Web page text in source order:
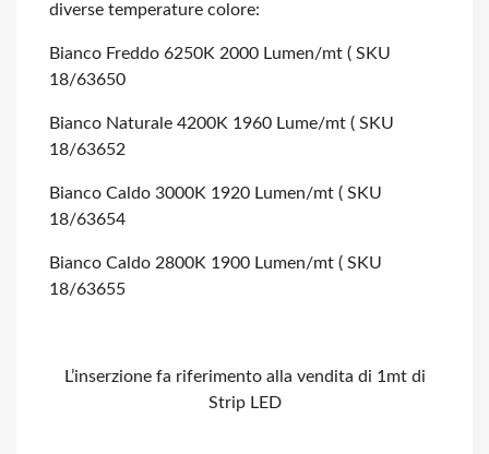
diverse temperature colore:
Bianco Freddo 6250K 2000 Lumen/mt ( SKU
18/63650
Bianco Naturale 4200K 1960 Lume/mt ( SKU
18/63652
Bianco Caldo 3000K 1920 Lumen/mt ( SKU
18/63654
Bianco Caldo 2800K 1900 Lumen/mt ( SKU
18/63655
L’inserzione fa riferimento alla vendita di 1mt di
Strip LED